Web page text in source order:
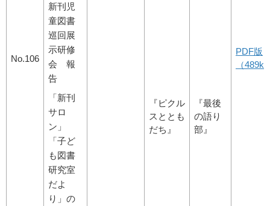
No.106
PDF版
（
新刊児
童図書
巡回展
示研修
会 報
告
「新刊
サロ
ン」
「子ど
も図書
研究室
だよ
り」の
『ピクル
スととも
だち』
『最後
の語り
部』